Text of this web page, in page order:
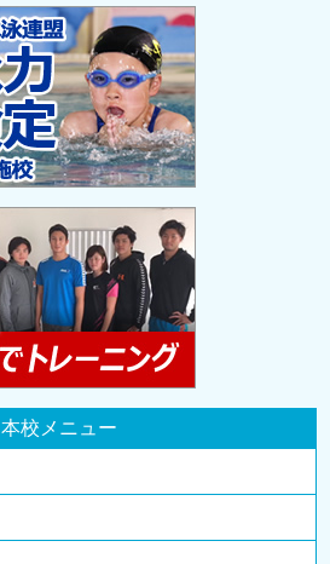
本校メニュー